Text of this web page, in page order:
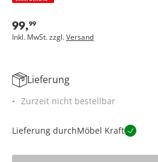
99,99
Inkl. MwSt. zzgl.Versand
Lieferung
Zurzeit nicht bestellbar
Lieferung durchMöbel Kraft